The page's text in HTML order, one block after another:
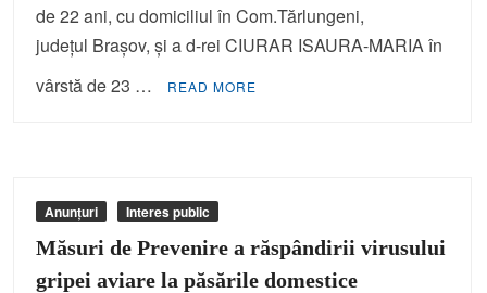
de 22 ani, cu domiciliul în Com.Tărlungeni,
judeţul Braşov, şi a d-rei CIURAR ISAURA-MARIA în
vârstă de 23 …
READ MORE
Anunțuri Interes public
Măsuri de Prevenire a răspândirii virusului
gripei aviare la păsările domestice